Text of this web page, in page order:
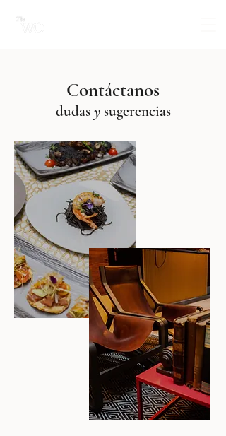
Contáctanos
dudasy sugerencias